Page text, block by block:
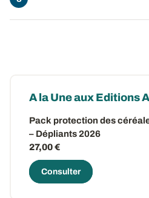
A la Une aux Editions
Pack protection des
– Dépliants 2026
27,00 €
Consulter